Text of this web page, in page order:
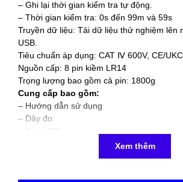
– Ghi lại thời gian kiểm tra tự động.
– Thời gian kiểm tra: 0s đến 99m và 59s
Truyền dữ liệu: Tải dữ liệu thử nghiệm lên
USB.
Tiêu chuẩn áp dụng: CAT Ⅳ 600V, CE/
Nguồn cấp: 8 pin kiềm LR14
Trọng lượng bao gồm cả pin: 1800g
Cung cấp bao gồm:
– Hướng dẫn sử dụng
– Dây đo
Xem thêm